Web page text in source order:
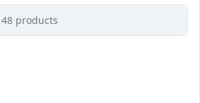
48 products